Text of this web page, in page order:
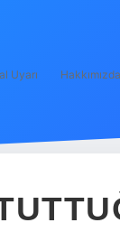
Uyarı Hakkımızda